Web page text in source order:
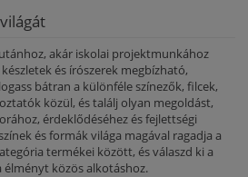
akár iskolai projektmunkához
és írószerek megbízható,
bátran a különféle színezők, filcek,
közül, és találj olyan megoldást,
érdeklődéséhez és fejlettségi
és formák világa magával ragadja a
termékei között, és válaszd ki a
élményt közös alkotáshoz.